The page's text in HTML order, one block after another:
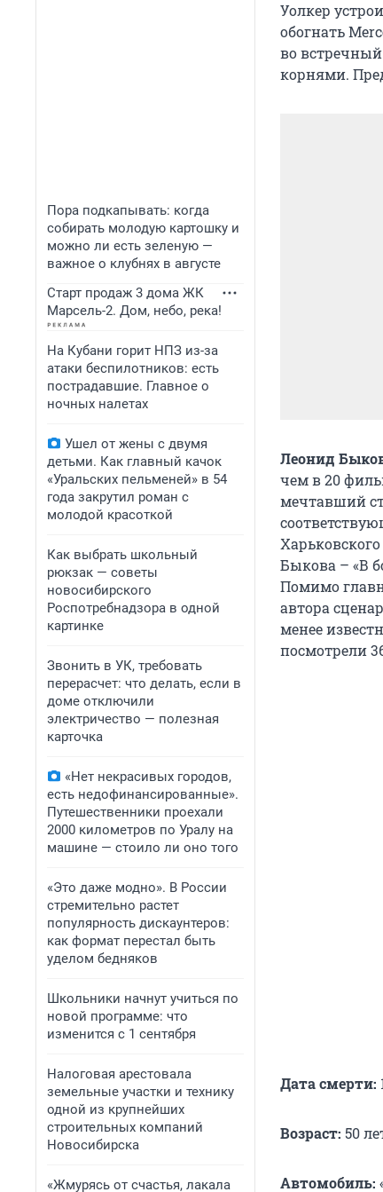
Пора подкапывать: когда
собирать молодую картошку и
можно ли есть зеленую —
важное о клубнях в августе
Старт продаж 3 дома ЖК
Марсель-2. Дом, небо, река!
На Кубани горит НПЗ из-за
атаки беспилотников: есть
пострадавшие. Главное о
ночных налетах
Ушел от жены с двумя
детьми. Как главный качок
«Уральских пельменей» в 54
года закрутил роман с
молодой красоткой
Как выбрать школьный
рюкзак — советы
новосибирского
Роспотребнадзора в одной
картинке
Звонить в УК, требовать
перерасчет: что делать, если в
доме отключили
электричество — полезная
карточка
«Нет некрасивых городов,
есть недофинансированные».
Путешественники проехали
2000 километров по Уралу на
машине — стоило ли оно того
«Это даже модно». В России
стремительно растет
популярность дискаунтеров:
как формат перестал быть
уделом бедняков
Школьники начнут учиться по
новой программе: что
изменится с 1 сентября
Налоговая арестовала
земельные участки и технику
одной из крупнейших
строительных компаний
Новосибирска
«Жмурясь от счастья, лакала
Уолкер
обогнать
во встречный
корнями.
Леонид
чем в 20
мечтавший
Быкова – «В
Помимо
автора
менее
посмотрели
Дата смерти:
Возраст: 50
Автомобиль: